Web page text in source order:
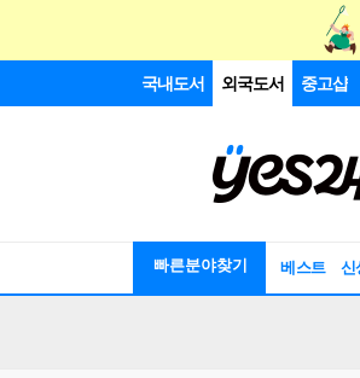
국내도서 외국도서 중고샵
빠른분야찾기 베스트 신